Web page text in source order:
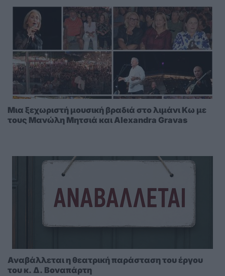
Μια ξεχωριστή μουσική βραδιά στο λιμάνι Κω με
τους Μανώλη Μητσιά και Alexandra Gravas
Αναβάλλεται η θεατρική παράσταση του έργου
του κ. Δ. Βοναπάρτη